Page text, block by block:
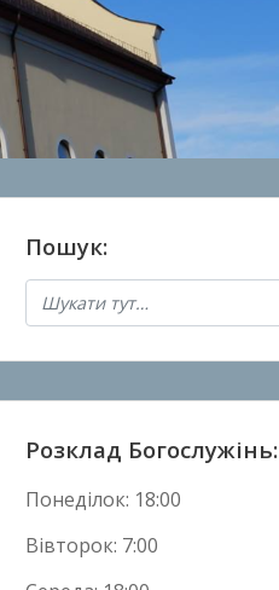
Пошук:
Розклад Богослужінь:
Понеділок: 18:00
Вівторок: 7:00